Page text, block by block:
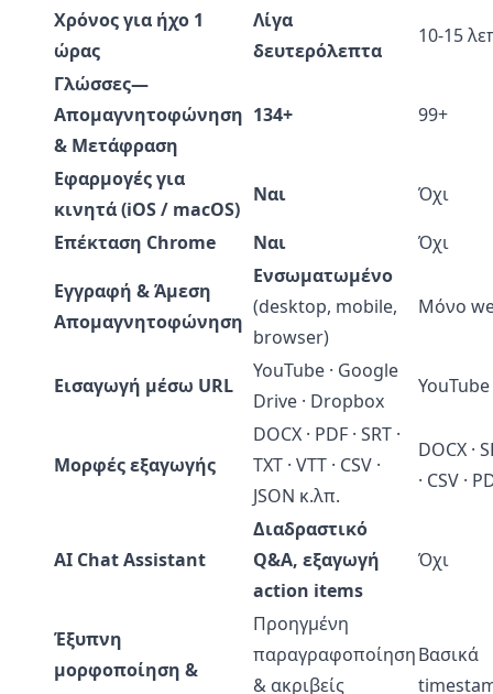
Χρόνος για ήχο 1
ώρας
Λίγα
δευτερόλεπτα
10-15
Γλώσσες—
Απομαγνητοφώνηση
& Μετάφραση
134+ 99+
Εφαρμογές για
κινητά (iOS / macOS)
Ναι
Όχι
Επέκταση Chrome
Ναι
Όχι
Εγγραφή & Άμεση
Απομαγνητοφώνηση
Ενσωματωμένο
(desktop, mobile,
browser)
Μόνο
Εισαγωγή μέσω URL
YouTube · Google
Drive · Dropbox
YouTube
Μορφές εξαγωγής
DOCX · PDF · SRT ·
TXT · VTT · CSV ·
JSON κ.λπ.
DOCX ·
· CSV ·
AI Chat Assistant
Διαδραστικό
Q&A, εξαγωγή
action items
Όχι
Έξυπνη
μορφοποίηση &
Προηγμένη
παραγραφοποίηση
& ακριβείς
Βασικά